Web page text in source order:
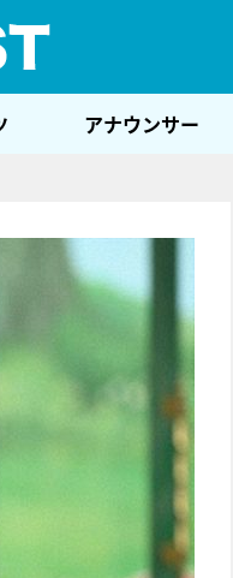
アナウンサー